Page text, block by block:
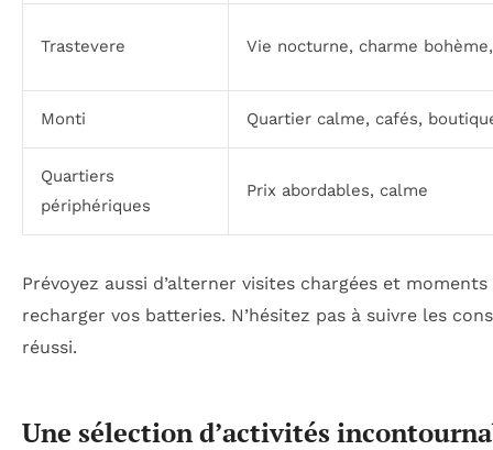
Trastevere Vie nocturne, charme
Monti Quartier calme, cafés,
Quartiers
périphériques
Prix abordables, calme
Prévoyez aussi d’alterner visites chargées et
recharger vos batteries. N’hésitez pas à suivre les
réussi.
Une sélection d’activités